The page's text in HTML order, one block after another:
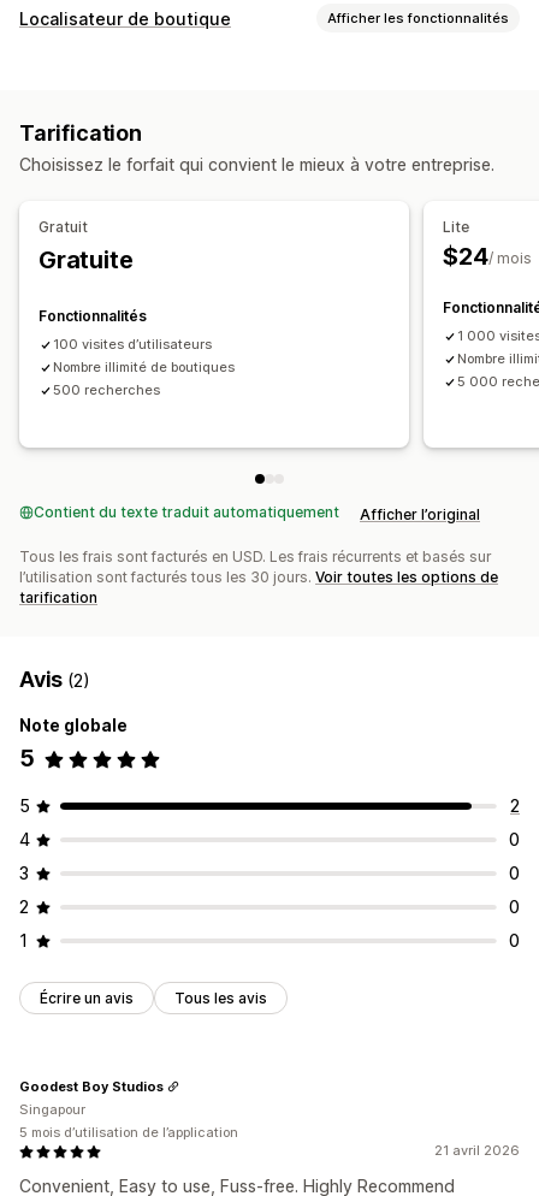
Localisateur de boutique Afficher les fonctionnalités
Optimisation pour le format mobile
Tarification
Choisissez le forfait qui convient le mieux à votre entreprise.
Gratuit
Gratuite
Fonctionnalités
100 visites d’utilisateurs
Nombre illimité de boutiques
500 recherches
Lite
$24/ mois
1 000
Nombre
5 000
Contient du texte traduit automatiquement Afficher l’original
Tous les frais sont facturés en USD. Les frais récurrents et basés sur
l’utilisation sont facturés tous les 30 jours. Voir toutes les options de
tarification
Avis (2)
Note globale
5
5
2
4
0
3
0
2
0
1
0
Écrire un avis Tous les avis
21 avril 2026
Convenient, Easy to use, Fuss-free. Highly Recommend
Goodest Boy Studios
Singapour
5 mois d’utilisation de l’application